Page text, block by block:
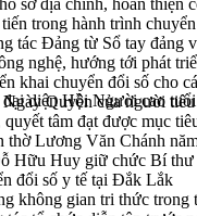
sơ địa chính, hoàn thiện
trong hành trình
tác Đảng từ Sổ tay đảng
nghệ, hướng tới phát
khai chuyển đổi số cho
Quyền của người
tâm đạt được mục
Lương Văn Chánh
Hữu Huy giữ chức Bí thư
đổi số y tế tại Đắk Lắk
không gian tri thức trong
diện Hội Người cao tuổi